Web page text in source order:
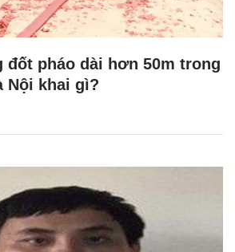
đốt pháo dài hơn 50m trong
Nội khai gì?